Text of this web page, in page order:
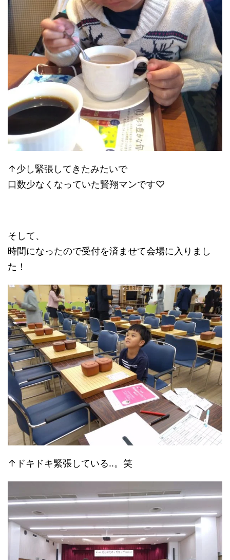
↑少し緊張してきたみたいで
口数少なくなっていた賢翔マンです♡
そして、
時間になったので受付を済ませて会場に入りまし
た！
↑ドキドキ緊張している‥。笑